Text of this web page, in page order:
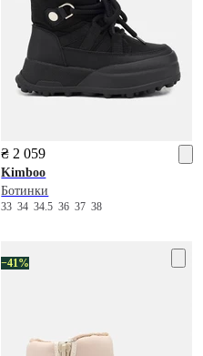
₴ 2 059
Kimboo
Ботинки
333434.5363738
−41%